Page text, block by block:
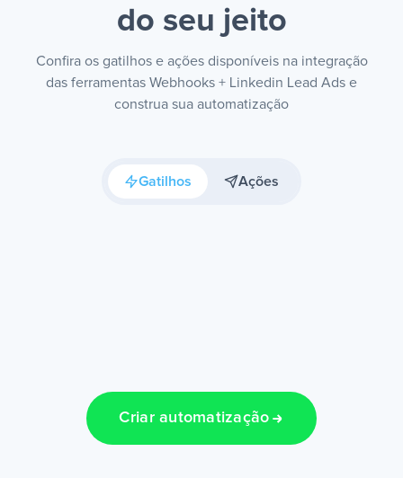
do seu jeito
Confira os gatilhos e ações disponíveis na integração
das ferramentas Webhooks + Linkedin Lead Ads e
construa sua automatização
Gatilhos Ações
Criar automatização